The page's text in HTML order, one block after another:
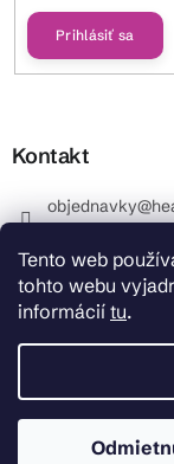
Tento web
tohto webu
informácií tu.
Prihlásiť sa
Kontakt
objednavky@
_Info
8.00 hod. do
HeavenShop.sk
HeavenShop.sk
Copyright